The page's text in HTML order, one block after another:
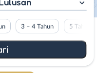
3 – 4 Tahun 5 Tahun